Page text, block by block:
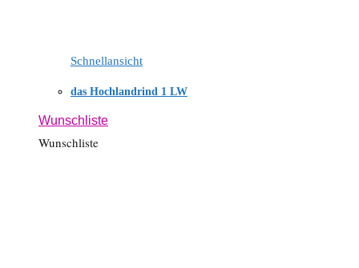
Schnellansicht
das Hochlandrind 1 LW
Wunschliste
Wunschliste